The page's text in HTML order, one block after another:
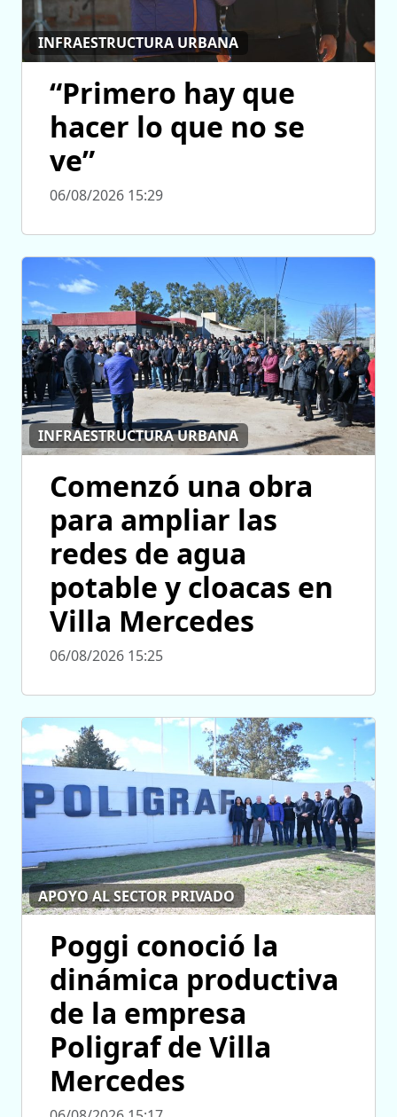
INFRAESTRUCTURA URBANA
“Primero hay que
hacer lo que no se
ve”
06/08/2026 15:29
INFRAESTRUCTURA URBANA
Comenzó una obra
para ampliar las
redes de agua
potable y cloacas en
Villa Mercedes
06/08/2026 15:25
APOYO AL SECTOR PRIVADO
Poggi conoció la
dinámica productiva
de la empresa
Poligraf de Villa
Mercedes